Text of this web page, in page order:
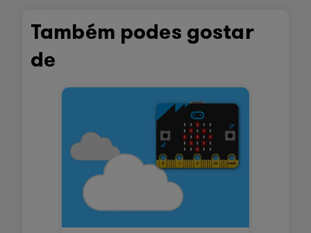
Também podes gostar
de